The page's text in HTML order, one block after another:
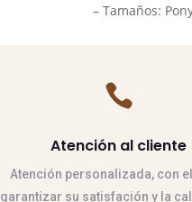
– Tamaños:

Atención al cliente
Atención personalizada, con
garantizar su satisfación y la